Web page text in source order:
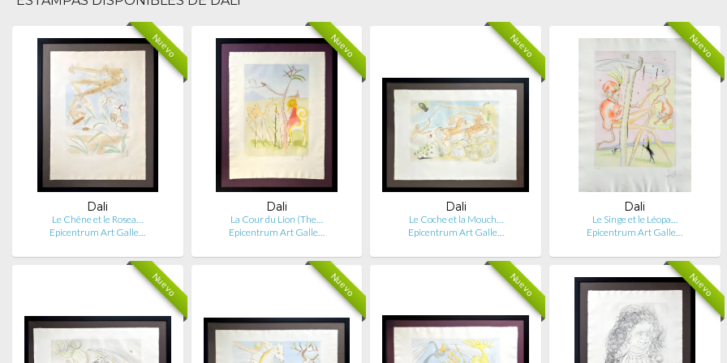
Nuevo
Dali
Le Chêne et le Rosea…
Epicentrum Art Galle…
Nuevo
Dali
La Cour du Lion (The…
Epicentrum Art Galle…
Nuevo
Dali
Le Coche et la Mouch…
Epicentrum Art Galle…
Nuevo
Dali
Le Singe et le Léopa…
Epicentrum Art Galle…
Nuevo Nuevo Nuevo Nuevo